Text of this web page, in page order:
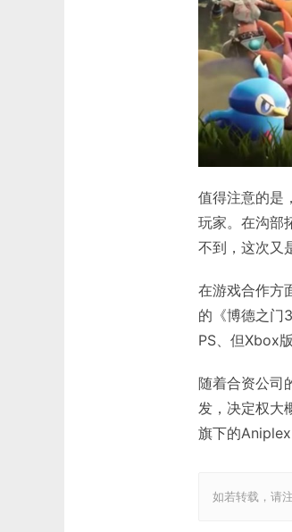
值得注意的是
玩家。在沟部
不到，这次又
在游戏合作方
的《博德之门
PS、但Xbox
随着合资公司
发，决定权大
旗下的Aniplex
如若转载，请